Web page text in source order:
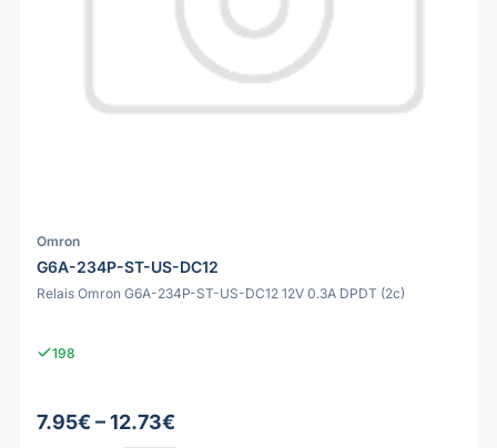
Omron
G6A-234P-ST-US-DC12
Relais Omron G6A-234P-ST-US-DC12 12V 0.3A DPDT (2c)
198
7.95€ – 12.73€